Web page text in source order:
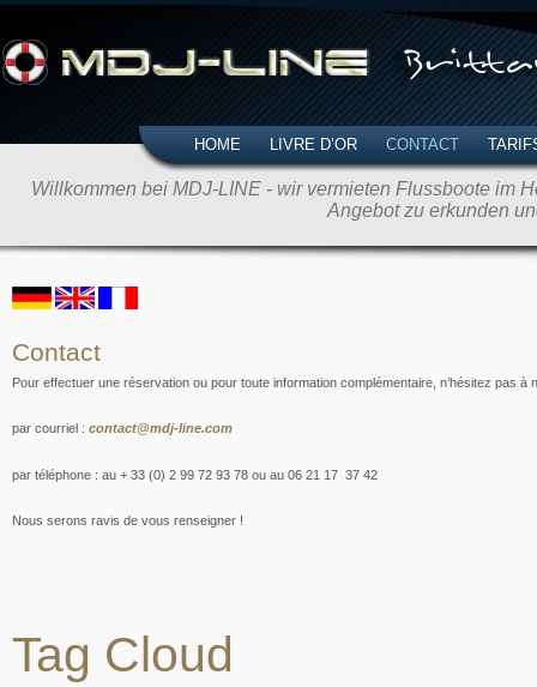
HOME LIVRE D’OR CONTACT
Willkommen bei MDJ-LINE - wir vermieten Flussboote im
Angebot zu erkunden
Contact
Pour effectuer une réservation ou pour toute information complémentaire, n’hésitez pas à
par courriel : contact@mdj-line.com
par téléphone : au + 33 (0) 2 99 72 93 78 ou au 06 21 17 37 42
Nous serons ravis de vous renseigner !
Tag Cloud